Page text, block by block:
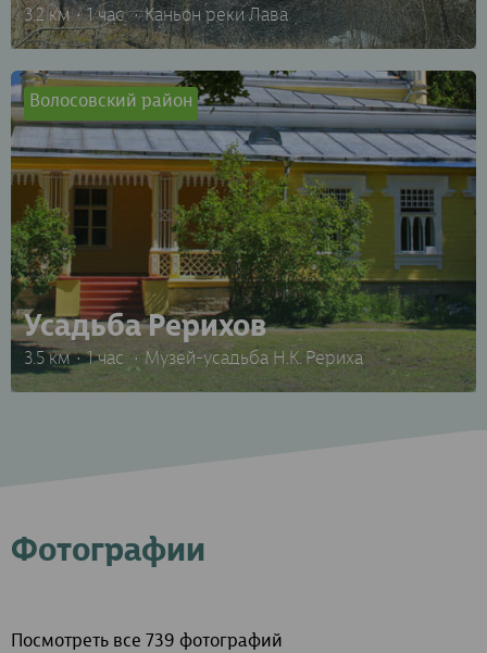
3.2 км 1 час Каньон реки Лава
Волосовский район
Усадьба Рерихов
3.5 км 1 час Музей-усадьба Н.К. Рериха
Фотографии
Посмотреть все 739 фотографий